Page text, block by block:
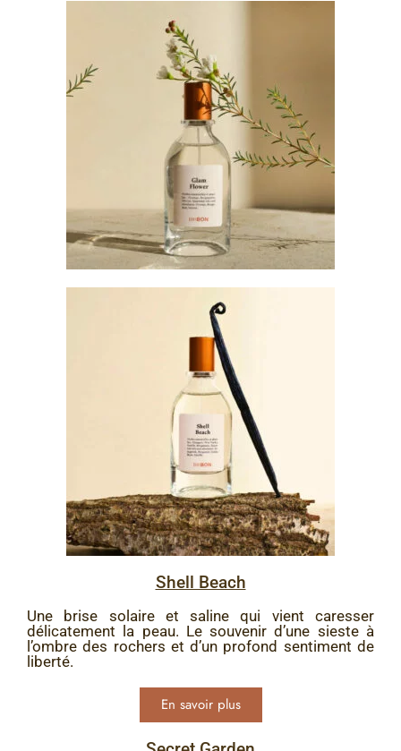
Shell Beach
Une brise solaire et saline qui vient caresser
délicatement la peau. Le souvenir d’une sieste à
l’ombre des rochers et d’un profond sentiment de
liberté.
En savoir plus